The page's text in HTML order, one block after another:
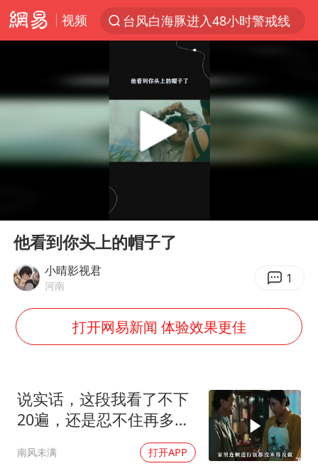
视频
台风白海豚进入48小时警戒线
中方回应是否在太平洋海底开采稀土
台风白海豚影响中国已成定局
看守所辅警收受10万获刑1年
我国编制完成新版全月地质图
深圳地面沉降致车辆损坏系谣言
中国“五箭齐发”反制美国
首次证实！“胶球”存在
感觉全东北都在等7号
Play
他看到你头上的帽子了
小晴影视君
河南 1
打开网易新闻 体验效果更佳
说实话，这段我看了不下
20遍，还是忍不住再多看
南风未满 打开APP